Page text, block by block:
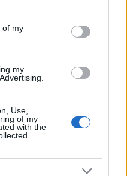
in below Google
of my
my
Use,
of my
with the